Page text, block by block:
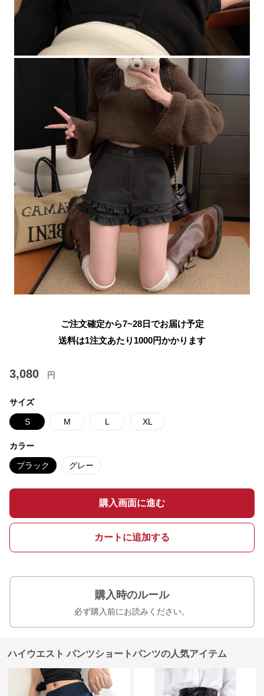
ご注文確定から7~28日でお届け予定
送料は1注文あたり 1000円かかります
3,080 円
サイズ
S M L XL
カラー
ブラック グレー
購入画面に進む
カートに追加する
購入時のルール
必ず購入前にお読みください。
ハイウエスト パンツショートパンツの人気アイテム